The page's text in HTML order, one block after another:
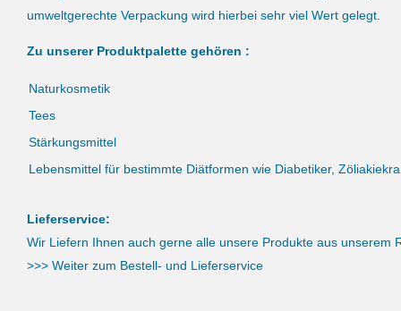
umweltgerechte Verpackung wird hierbei sehr viel Wert gelegt.
Zu unserer Produktpalette gehören :
Naturkosmetik
Tees
Stärkungsmittel
Lebensmittel für bestimmte Diätformen wie Diabetiker,
Lieferservice:
Wir Liefern Ihnen auch gerne alle unsere Produkte aus unserem
>>> Weiter zum Bestell- und Lieferservice